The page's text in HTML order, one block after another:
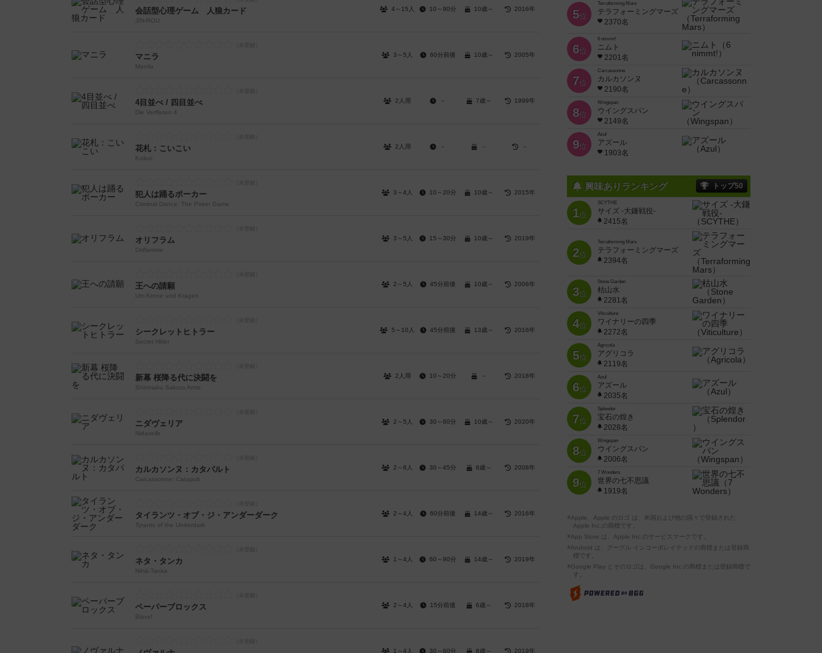
会話型心理ゲーム 人狼カード
JIN-ROU
4～15人 10～90分 10歳～ 2016年
マニラ
Manila
3～5人 60分前後 10歳～ 2005年
4目並べ / 四目並べ
Die Verflixten 4
2人用 － 7歳～ 1999年
花札：こいこい
Koikoi
2人用 － － －
犯人は踊るポーカー
Criminal Dance: The Poker Game
3～4人 10～20分 10歳～ 2015年
オリフラム
Oriflamme
3～5人 15～30分 10歳～ 2019年
王への請願
Um Krone und Kragen
2～5人 45分前後 10歳～ 2006年
シークレットヒトラー
Secret Hitler
5～10人 45分前後 13歳～ 2016年
新幕 桜降る代に決闘を
Shinmaku Sakura Arms
2人用 10～20分 － 2018年
ニダヴェリア
Nidavellir
2～5人 30～60分 10歳～ 2020年
カルカソンヌ：カタパルト
Carcassonne: Catapult
2～6人 30～45分 8歳～ 2008年
タイランツ・オブ・ジ・アンダーダーク
Tyrants of the Underdark
2～4人 60分前後 14歳～ 2016年
ネタ・タンカ
Nētā-Tanka
1～4人 60～90分 14歳～ 2019年
ペーパーブロックス
Bloxx!
2～4人 15分前後 6歳～ 2018年
1～4人 30～60分 8歳～ 2019年
5位
Terraforming Mars
テラフォーミングマーズ
2370名
6位
6 nimmt!
ニムト
2201名
7位
Carcassonne
カルカソンヌ
2190名
8位
Wingspan
ウイングスパン
2149名
9位
Azul
アズール
1903名
興味ありランキング トップ50
1位
SCYTHE
サイズ -大鎌戦役-
2415名
2位
Terraforming Mars
テラフォーミングマーズ
2394名
3位
Stone Garden
枯山水
2281名
4位
Viticulture
ワイナリーの四季
2272名
5位
Agricola
アグリコラ
2119名
6位
Azul
アズール
2035名
7位
Splendor
宝石の煌き
2028名
8位
Wingspan
ウイングスパン
2006名
9位
7 Wonders
世界の七不思議
1919名
※Apple、Apple のロゴ は、米国および他の国々で登録された
Apple Inc.の商標です。
※App Store は、Apple Inc.のサービスマークです。
※Android は、グーグル インコーポレイテッドの商標または登録商
標です。
※Google Play とそのロゴは、Google Inc.の商標または登録商標で
す。